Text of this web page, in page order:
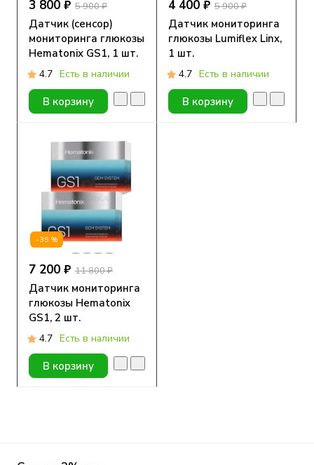
3 800 ₽ 5 900 ₽
Датчик (сенсор)
мониторинга глюкозы
Hematonix GS1, 1 шт.
4.7 Есть в наличии
В корзину
4 400 ₽ 5 900 ₽
Датчик мониторинга
глюкозы Lumiflex Linx,
1 шт.
4.7 Есть в наличии
В корзину
-39%
7 200 ₽ 11 800 ₽
Датчик мониторинга
глюкозы Hematonix
GS1, 2 шт.
4.7 Есть в наличии
В корзину